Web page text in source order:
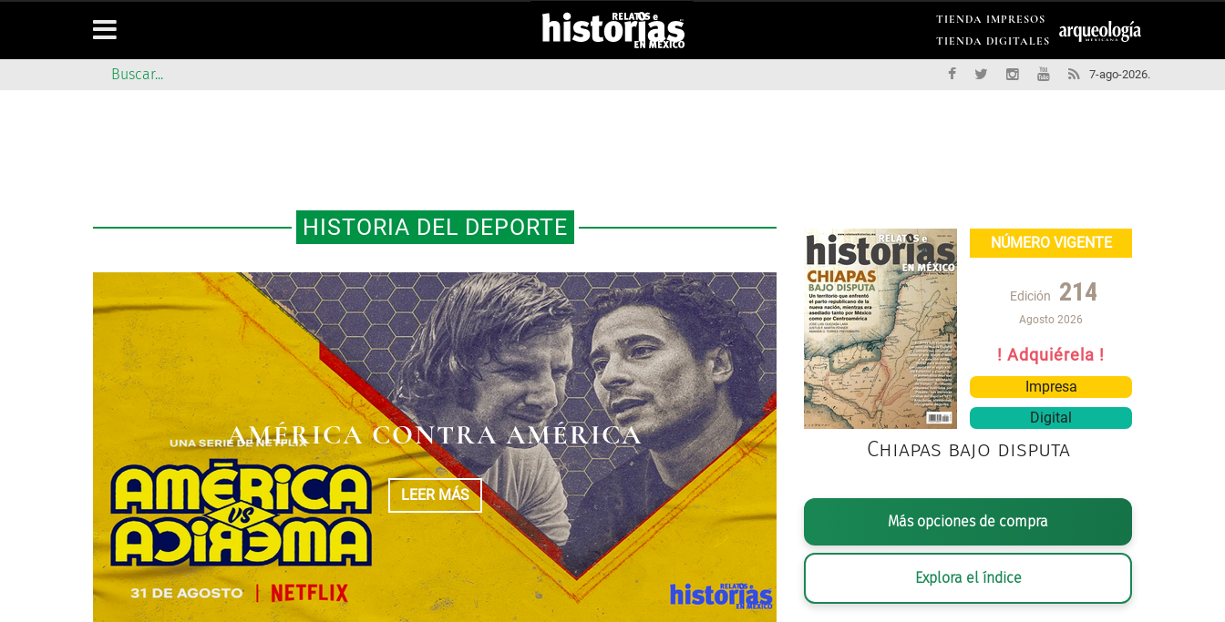
TIENDA IMPRESOS
TIENDA DIGITALES
7-ago-2026.
HISTORIA DEL DEPORTE
AMÉRICA CONTRA AMÉRICA
LEER MÁS
LUCHA LIBRE Y REVOLUCIÓN
LEER MÁS
TAN CERCA DE LAS NUBES
LEER MÁS
NÚMERO VIGENTE
Edición 214
Agosto 2026
! Adquiérela !
Impresa
Digital
Chiapas bajo disputa
Más opciones de compra
Explora el índice